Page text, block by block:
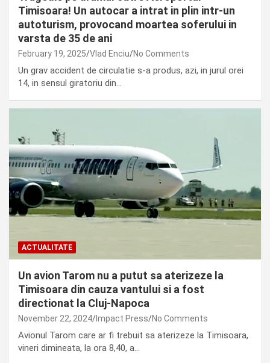
Timisoara! Un autocar a intrat in plin intr-un
autoturism, provocand moartea soferului in
varsta de 35 de ani
February 19, 2025 Vlad Enciu No Comments
Un grav accident de circulatie s-a produs, azi, in jurul orei
14, in sensul giratoriu din…
ACTUALITATE
Un avion Tarom nu a putut sa aterizeze la
Timisoara din cauza vantului si a fost
directionat la Cluj-Napoca
November 22, 2024 Impact Press No Comments
Avionul Tarom care ar fi trebuit sa aterizeze la Timisoara,
vineri dimineata, la ora 8,40, a…